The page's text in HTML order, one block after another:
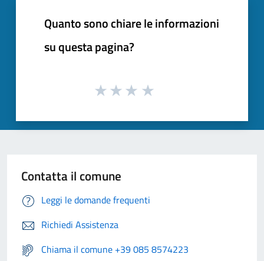
Quanto sono chiare le informazioni
su questa pagina?
Contatta il comune
Leggi le domande frequenti
Richiedi Assistenza
Chiama il comune +39 085 8574223